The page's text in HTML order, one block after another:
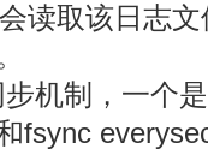
读取该日志
机制，一个
fsync